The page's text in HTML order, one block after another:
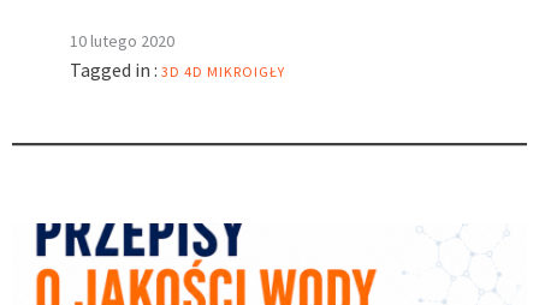
10 lutego 2020
Tagged in : 3D 4D MIKROIGŁY